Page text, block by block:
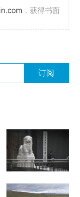
，获得书面
订阅